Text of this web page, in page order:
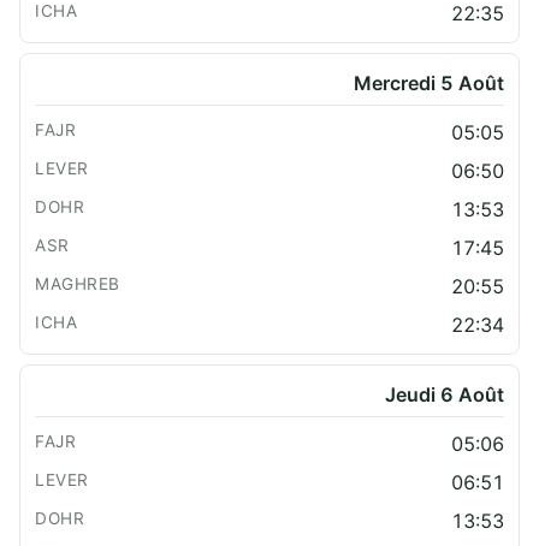
22:35
Mercredi 5 Août
05:05
06:50
13:53
17:45
20:55
22:34
Jeudi 6 Août
05:06
06:51
13:53